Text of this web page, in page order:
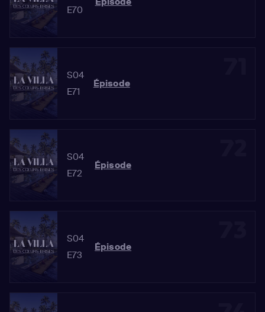
E70
S04
E71
Épisode
S04
E72
Épisode
S04
E73
Épisode